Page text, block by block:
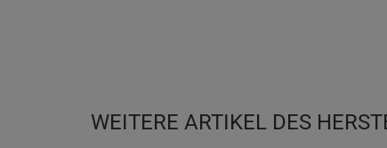
WEITERE ARTIKEL DES